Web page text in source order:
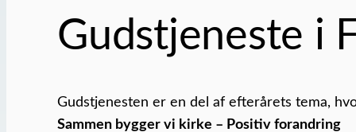
Gudstjeneste i
Gudstjenesten er en del af efterårets tema,
Sammen bygger vi kirke – Positiv forandring